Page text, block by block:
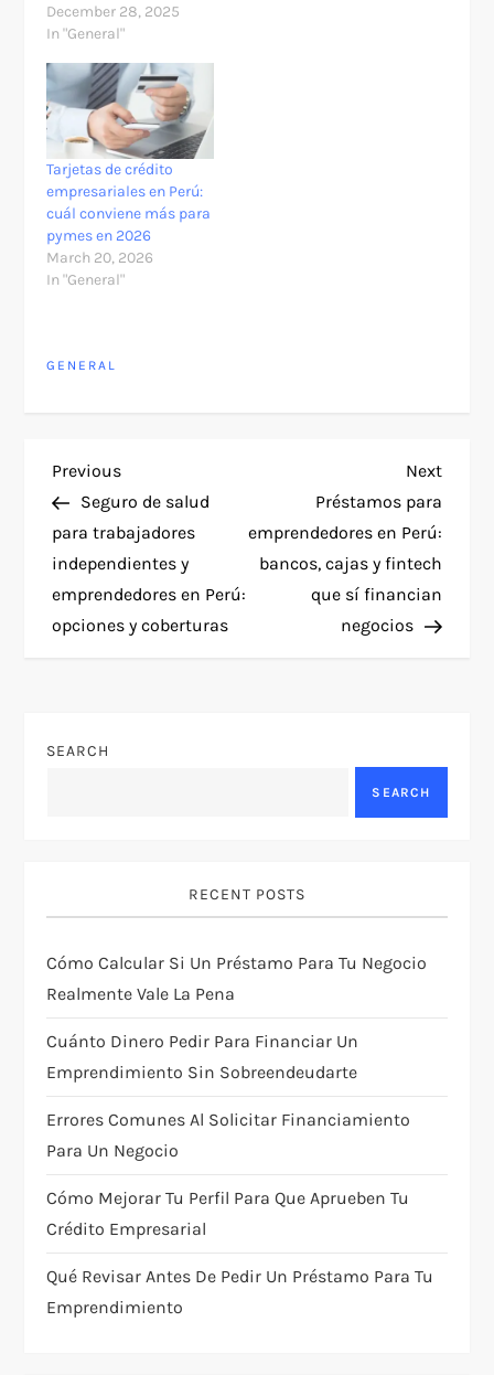
December 28, 2025
In "General"
Tarjetas de crédito
empresariales en Perú:
cuál conviene más para
pymes en 2026
March 20, 2026
In "General"
GENERAL
P
o
s
t
a
a
t
i
o
n
Previous
Post
Previous
Seguro de salud
para trabajadores
independientes y
emprendedores en Perú:
opciones y coberturas
Next
Post
Next
Préstamos para
emprendedores en Perú:
bancos, cajas y fintech
que sí financian
negocios
SEARCH
SEARCH
RECENT POSTS
Cómo Calcular Si Un Préstamo Para Tu Negocio
Realmente Vale La Pena
Cuánto Dinero Pedir Para Financiar Un
Emprendimiento Sin Sobreendeudarte
Errores Comunes Al Solicitar Financiamiento
Para Un Negocio
Cómo Mejorar Tu Perfil Para Que Aprueben Tu
Crédito Empresarial
Qué Revisar Antes De Pedir Un Préstamo Para Tu
Emprendimiento